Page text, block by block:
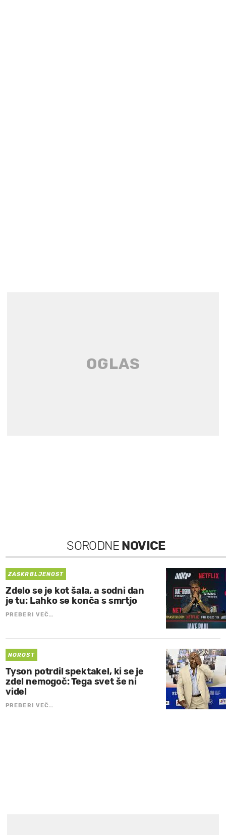
SORODNE NOVICE
ZASKRBLJENOST
Zdelo se je kot šala, a sodni dan
je tu: Lahko se konča s smrtjo
PREBERI VEČ…
NOROST
Tyson potrdil spektakel, ki se je
zdel nemogoč: Tega svet še ni
videl
PREBERI VEČ…